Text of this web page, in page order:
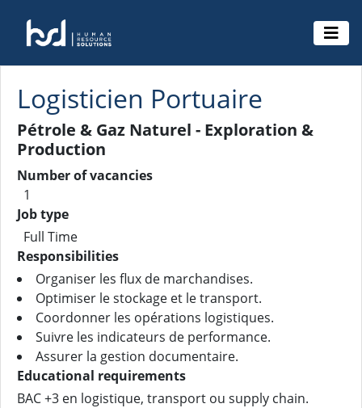
Logisticien Portuaire
Pétrole & Gaz Naturel - Exploration &
Production
Number of vacancies
1
Job type
Full Time
Responsibilities
Organiser les flux de marchandises.
Optimiser le stockage et le transport.
Coordonner les opérations logistiques.
Suivre les indicateurs de performance.
Assurer la gestion documentaire.
Educational requirements
BAC +3 en logistique, transport ou supply chain.